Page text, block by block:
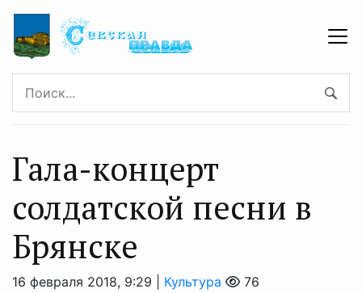
Гала-концерт
солдатской песни в
Брянске
16 февраля 2018, 9:29 | Культура 76